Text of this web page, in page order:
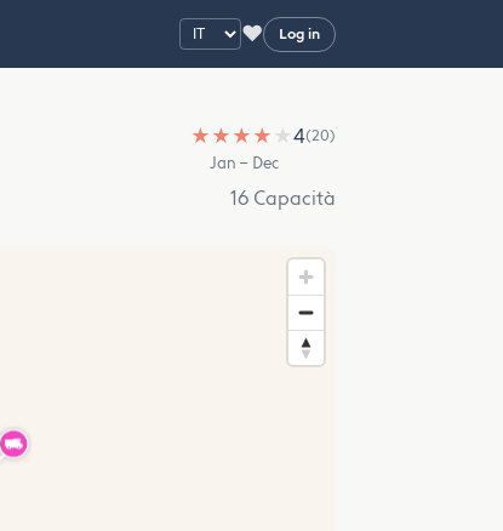
♥ Log in
★ ★ ★ ★ ★4(20)
Jan – Dec
16 Capacità